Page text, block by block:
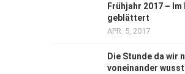
Frühjahr 2017 – Im
geblättert
APR. 5, 2017
Die Stunde da wir
voneinander